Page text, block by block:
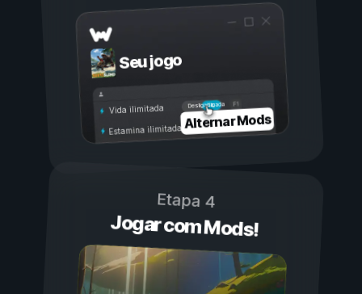
Seu jogo
Ligada
Desligada
Vida ilimitada
Estamina ilimitadaAlternar Mods
Etapa 4
Jogar com Mods!